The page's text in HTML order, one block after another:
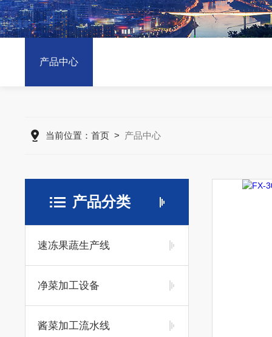
产品中心
当前位置： 首页> 产品中心
产品分类
速冻果蔬生产线
净菜加工设备
酱菜加工流水线